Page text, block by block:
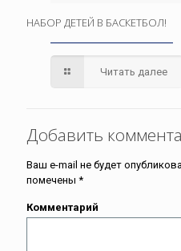
НАБОР ДЕТЕЙ В БАСКЕТБОЛ!
Читать далее
Добавить
Ваш e-mail не будет
помечены *
Комментарий